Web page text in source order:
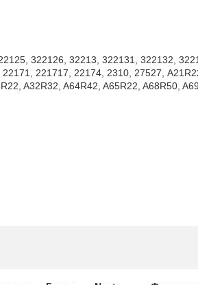
322126, 32213, 322131, 322132,
221717, 22174, 2310, 27527,
A32R32, A64R42, A65R22, A68R50,